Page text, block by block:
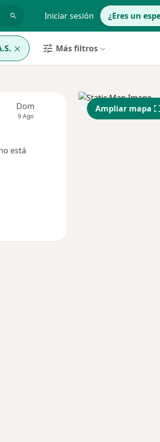
Iniciar sesión ¿Eres un
Más filtros
Dom
9 Ago
Mar
11 Ago 12
está
Ampliar mapa